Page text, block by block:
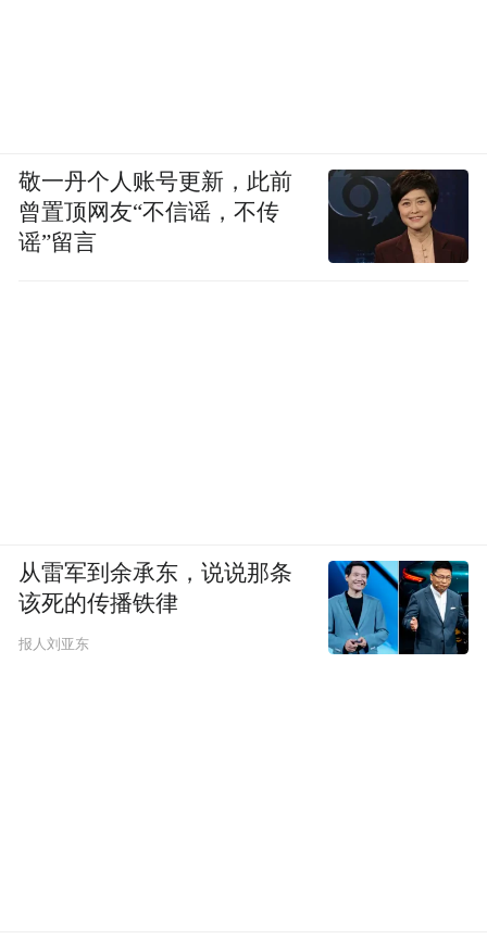
敬一丹个人账号更新，此前
曾置顶网友“不信谣，不传
谣”留言
从雷军到余承东，说说那条
该死的传播铁律
报人刘亚东